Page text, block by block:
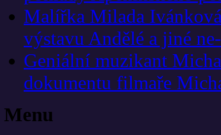
Malířka Milada
výstavu Andělé a jiné
Geniální muzikant
dokumentu filmaře
Menu